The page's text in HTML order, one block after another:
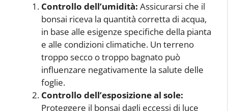
Controllo dell’umidità: Assicurarsi che il
bonsai riceva la quantità corretta di acqua,
in base alle esigenze specifiche della pianta
e alle condizioni climatiche. Un terreno
troppo secco o troppo bagnato può
influenzare negativamente la salute delle
foglie.
Controllo dell’esposizione al sole:
Proteggere il bonsai dagli eccessi di luce